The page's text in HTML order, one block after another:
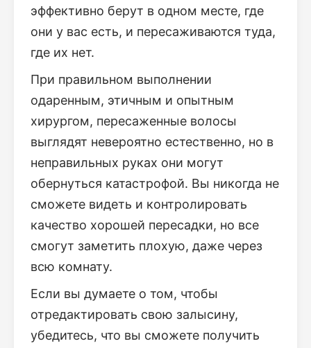
эффективно берут в одном месте, где
они у вас есть, и пересаживаются туда,
где их нет.
При правильном выполнении
одаренным, этичным и опытным
хирургом, пересаженные волосы
выглядят невероятно естественно, но в
неправильных руках они могут
обернуться катастрофой. Вы никогда не
сможете видеть и контролировать
качество хорошей пересадки, но все
смогут заметить плохую, даже через
всю комнату.
Если вы думаете о том, чтобы
отредактировать свою залысину,
убедитесь, что вы сможете получить